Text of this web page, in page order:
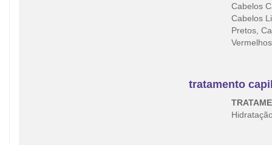
Cabelos
Cabelos
Pretos,
Vermelhos
tratamento